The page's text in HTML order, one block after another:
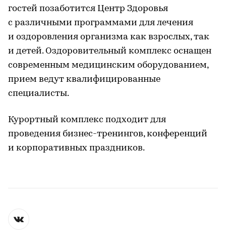
гостей позаботится Центр Здоровья
с различными программами для лечения
и оздоровления организма как взрослых, так
и детей. Оздоровительный комплекс оснащен
современным медицинским оборудованием,
прием ведут квалифицированные
специалисты.
Курортный комплекс подходит для
проведения бизнес-тренингов, конференций
и корпоративных праздников.